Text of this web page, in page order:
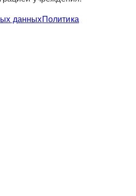
данныхПолитика